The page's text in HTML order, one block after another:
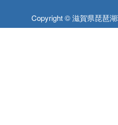
Copyright © 滋賀県琵琶